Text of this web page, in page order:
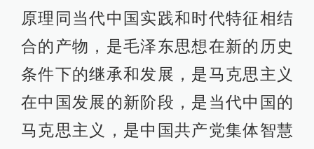
原理同当代中国实践和时代特征相结
合的产物，是毛泽东思想在新的历史
条件下的继承和发展，是马克思主义
在中国发展的新阶段，是当代中国的
马克思主义，是中国共产党集体智慧